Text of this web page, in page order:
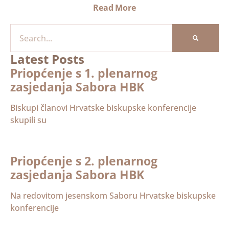
Read More
Latest Posts
Priopćenje s 1. plenarnog
zasjedanja Sabora HBK
Biskupi članovi Hrvatske biskupske konferencije
skupili su
Priopćenje s 2. plenarnog
zasjedanja Sabora HBK
Na redovitom jesenskom Saboru Hrvatske biskupske
konferencije